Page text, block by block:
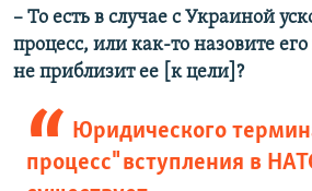
– То есть в случае с Украиной
процесс, или как-то назовите
не приблизит ее [к цели]?
Юридического
процесс" вступления в